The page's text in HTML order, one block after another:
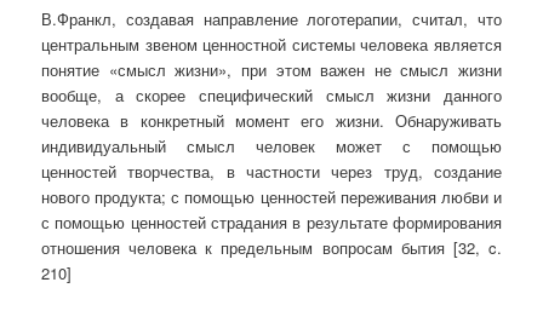
В.Франкл, создавая направление логотерапии, считал, что
центральным звеном ценностной системы человека является
понятие «смысл жизни», при этом важен не смысл жизни
вообще, а скорее специфический смысл жизни данного
человека в конкретный момент его жизни. Обнаруживать
индивидуальный смысл человек может с помощью
ценностей творчества, в частности через труд, создание
нового продукта; с помощью ценностей переживания любви и
с помощью ценностей страдания в результате формирования
отношения человека к предельным вопросам бытия [32, c.
210]